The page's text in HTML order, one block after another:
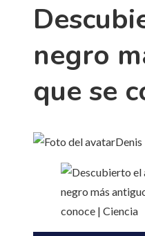
negro
que se